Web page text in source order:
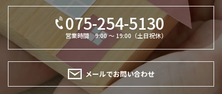
075-254-5130
営業時間 9:00 ～ 19:00（土日祝休）
メールでお問い合わせ